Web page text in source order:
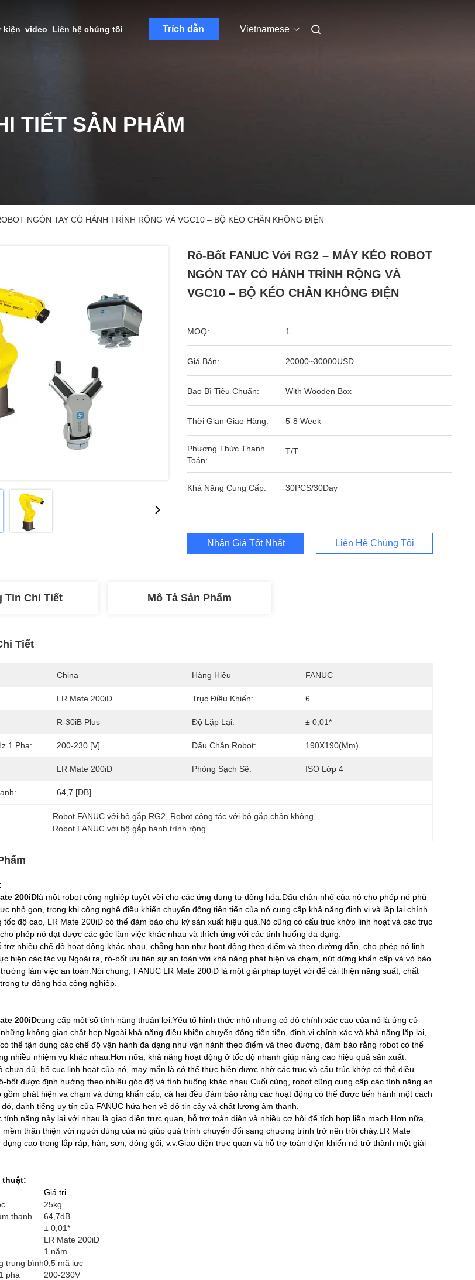
kiện video Liên hệ chúng tôi Trích dẫn Vietnamese
TIẾT SẢN PHẨM
NGÓN TAY CÓ HÀNH TRÌNH RỘNG VÀ VGC10 – BỘ KÉO CHÂN KHÔNG ĐIỆN
Rô-Bốt FANUC Với RG2 – MÁY KÉO ROBOT
NGÓN TAY CÓ HÀNH TRÌNH RỘNG VÀ
VGC10 – BỘ KÉO CHÂN KHÔNG ĐIỆN
MOQ: 1
Giá Bán: 20000~30000USD
Bao Bì Tiêu Chuẩn: With Wooden Box
Thời Gian Giao Hàng: 5-8 Week
Phương Thức Thanh
Toán:
T/T
Khả Năng Cung Cấp: 30PCS/30Day
Nhận Giá Tốt Nhất Liên Hệ Chúng Tôi
Tin Chi Tiết Mô Tả Sản Phẩm
Tiết
China Hàng Hiệu FANUC
LR Mate 200iD Trục Điều Khiển: 6
R-30iB Plus Độ Lặp Lại: ± 0,01*
1 Pha: 200-230 [V] Dấu Chân Robot: 190X190(mm)
LR Mate 200iD Phòng Sạch Sẽ: ISO Lớp 4
64,7 [dB]
Robot FANUC với bộ gắp RG2 Robot cộng tác với bộ gắp chân không
Robot FANUC với bộ gắp hành trình rộng
200iDlà một robot công nghiệp tuyệt vời cho các ứng dụng tự động hóa.Dấu chân nhỏ của nó cho phép nó phù
nhỏ gọn, trong khi công nghệ điều khiển chuyển động tiên tiến của nó cung cấp khả năng định vị và lặp lại chính
tốc độ cao, LR Mate 200iD có thể đảm bảo chu kỳ sản xuất hiệu quả.Nó cũng có cấu trúc khớp linh hoạt và các trục
phép nó đạt được các góc làm việc khác nhau và thích ứng với các tình huống đa dạng.
trợ nhiều chế độ hoạt động khác nhau, chẳng hạn như hoạt động theo điểm và theo đường dẫn, cho phép nó linh
hiện các tác vụ.Ngoài ra, rô-bốt ưu tiên sự an toàn với khả năng phát hiện va chạm, nút dừng khẩn cấp và vỏ bảo
làm việc an toàn.Nói chung, FANUC LR Mate 200iD là một giải pháp tuyệt vời để cải thiện năng suất, chất
tự động hóa công nghiệp.
200iDcung cấp một số tính năng thuận lợi.Yếu tố hình thức nhỏ nhưng có độ chính xác cao của nó là ứng cử
không gian chật hẹp.Ngoài khả năng điều khiển chuyển động tiên tiến, định vị chính xác và khả năng lặp lại,
thể tận dụng các chế độ vận hành đa dạng như vận hành theo điểm và theo đường, đảm bảo rằng robot có thể
nhiều nhiệm vụ khác nhau.Hơn nữa, khả năng hoạt động ở tốc độ nhanh giúp nâng cao hiệu quả sản xuất.
chưa đủ, bố cục linh hoạt của nó, may mắn là có thể thực hiện được nhờ các trục và cấu trúc khớp có thể điều
bốt được định hướng theo nhiều góc độ và tình huống khác nhau.Cuối cùng, robot cũng cung cấp các tính năng an
gồm phát hiện va chạm và dừng khẩn cấp, cả hai đều đảm bảo rằng các hoạt động có thể được tiến hành một cách
danh tiếng uy tín của FANUC hứa hẹn về độ tin cậy và chất lượng âm thanh.
tính năng này lại với nhau là giao diện trực quan, hỗ trợ toàn diện và nhiều cơ hội để tích hợp liền mạch.Hơn nữa,
mềm thân thiện với người dùng của nó giúp quá trình chuyển đổi sang chương trình trở nên trôi chảy.LR Mate
cao trong lắp ráp, hàn, sơn, đóng gói, v.v.Giao diện trực quan và hỗ trợ toàn diện khiến nó trở thành một giải
thuật:
Giá trị
25kg
thanh
64,7dB
± 0,01*
LR Mate 200iD
1 năm
trung bình0,5 mã lực
pha
200-230V